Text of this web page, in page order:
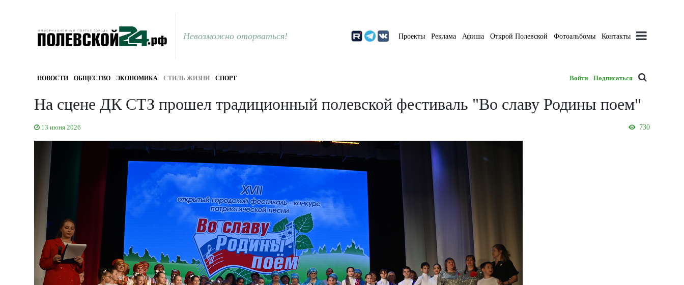
Невозможно оторваться! Проекты Реклама Афиша Открой Полевской Фотоальбомы Контакты
НОВОСТИ ОБЩЕСТВО ЭКОНОМИКА СТИЛЬ ЖИЗНИ СПОРТ Войти Подписаться
На сцене ДК СТЗ прошел традиционный полевской фестиваль "Во славу Родины поем"
13 июня 2026 730